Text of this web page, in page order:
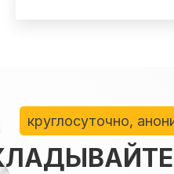
круглосуточно,